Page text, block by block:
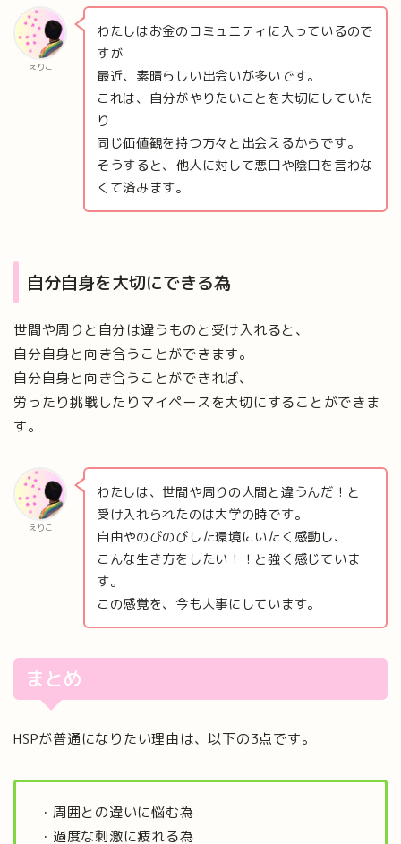
えりこ
わたしはお金のコミュニティに入っているので
すが
最近、素晴らしい出会いが多いです。
これは、自分がやりたいことを大切にしていた
り
同じ価値観を持つ方々と出会えるからです。
そうすると、他人に対して悪口や陰口を言わな
くて済みます。
自分自身を大切にできる為
世間や周りと自分は違うものと受け入れると、
自分自身と向き合うことができます。
自分自身と向き合うことができれば、
労ったり挑戦したりマイペースを大切にすることができま
す。
えりこ
わたしは、世間や周りの人間と違うんだ！と
受け入れられたのは大学の時です。
自由やのびのびした環境にいたく感動し、
こんな生き方をしたい！！と強く感じていま
す。
この感覚を、今も大事にしています。
まとめ
HSPが普通になりたい理由は、以下の3点です。
・周囲との違いに悩む為
・過度な刺激に疲れる為